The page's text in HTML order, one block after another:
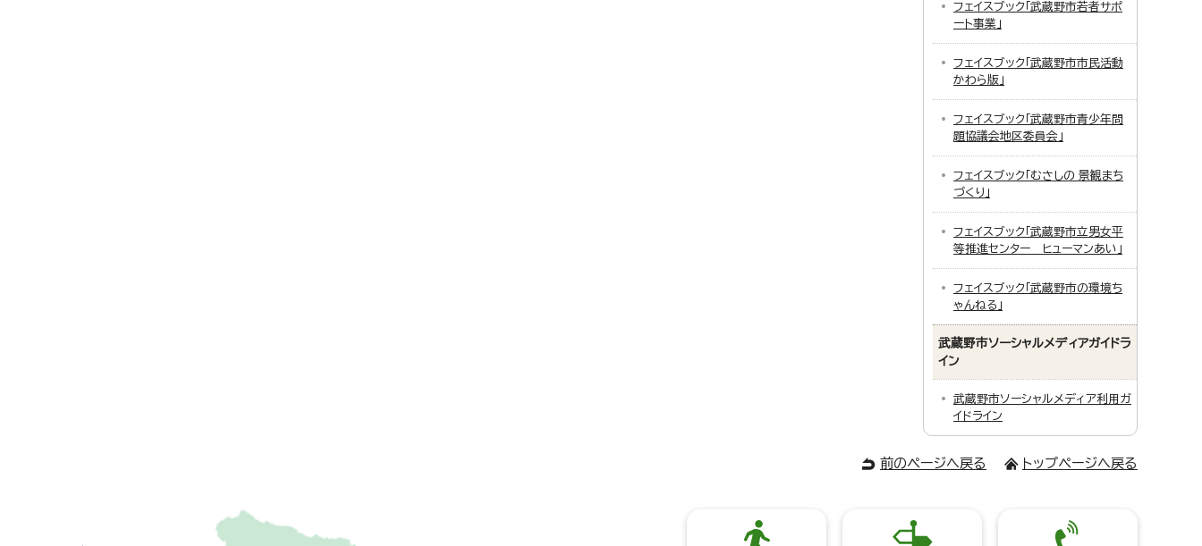
フェイスブック「武蔵野市若者サポ
ート事業」
フェイスブック「武蔵野市市民活動
かわら版」
フェイスブック「武蔵野市青少年問
題協議会地区委員会」
フェイスブック「むさしの 景観まち
づくり」
フェイスブック「武蔵野市立男女平
等推進センター ヒューマンあい」
フェイスブック「武蔵野市の環境ち
ゃんねる」
武蔵野市ソーシャルメディアガイドラ
イン
武蔵野市ソーシャルメディア利用ガ
イドライン
前のページへ戻る トップページへ戻る